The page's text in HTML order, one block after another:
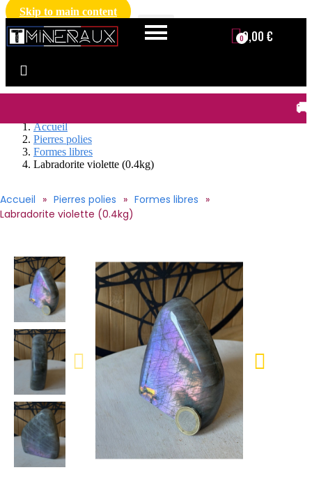
Skip to main content
0,00 €
🚚 FRAIS DE
Accueil
Pierres polies
Formes libres
Labradorite violette (0.4kg)
Accueil Pierres polies
Formes libres
Labradorite violette (0.4kg)